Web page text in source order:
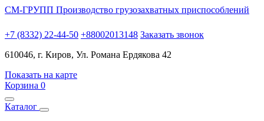
СМ-ГРУПП Производство грузозахватных приспособлений
+7 (8332) 22-44-50 +88002013148 Заказать звонок
610046, г. Киров, Ул. Романа Ердякова 42
Показать на карте
Корзина 0
Каталог